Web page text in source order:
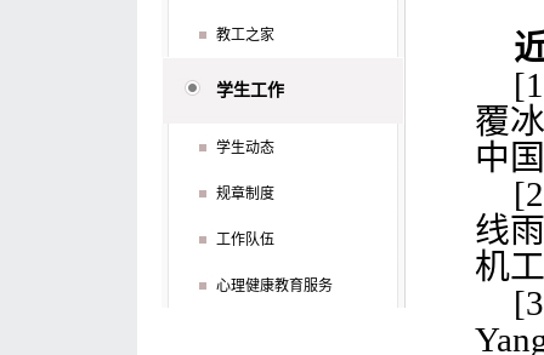
教工之家
学生工作
学生动态
规章制度
工作队伍
心理健康教育服务
覆
中
线
机